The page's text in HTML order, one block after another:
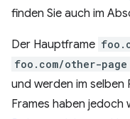
finden Sie auch im
Der Hauptframe
foo.com/other-page
und werden im selben
Frames haben jedoch